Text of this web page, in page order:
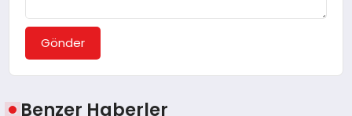
Gönder
Benzer Haberler